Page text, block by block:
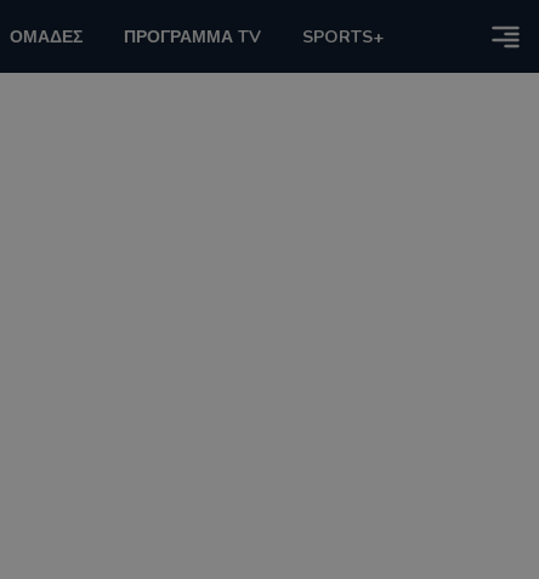
ΟΜΑΔΕΣ ΠΡΟΓΡΑΜΜΑ TV SPORTS+